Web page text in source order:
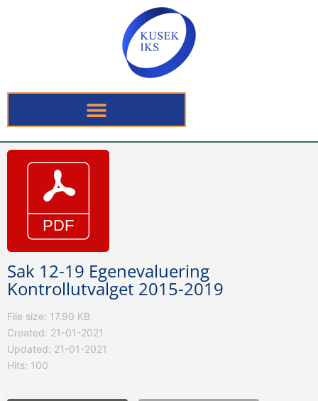
Sak 12-19 Egenevaluering
Kontrollutvalget 2015-2019
File size: 17.90 KB
Created: 21-01-2021
Updated: 21-01-2021
Hits: 100